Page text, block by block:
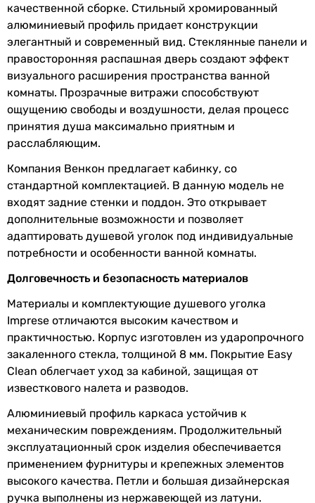
Гарантия
Гарантия 36 мес.
Увидели ошибку в описании или характеристиках?
Сообщите нам об этом!
Сообщить об ошибке
Характеристики, комплектация и фотографии Imprese Vaclav
и могут изменяться производителем без уведомления.
Магазин не несет ответственности за изменения,
внесенные производителем.
качественной сборке. Стильный хромированный
алюминиевый профиль придает конструкции
элегантный и современный вид. Стеклянные панели и
правосторонняя распашная дверь создают эффект
визуального расширения пространства ванной
комнаты. Прозрачные витражи способствуют
ощущению свободы и воздушности, делая процесс
принятия душа максимально приятным и
расслабляющим.
Компания Венкон предлагает кабинку, со
стандартной комплектацией. В данную модель не
входят задние стенки и поддон. Это открывает
дополнительные возможности и позволяет
адаптировать душевой уголок под индивидуальные
потребности и особенности ванной комнаты.
Долговечность и безопасность материалов
Материалы и комплектующие душевого уголка
Imprese отличаются высоким качеством и
практичностью. Корпус изготовлен из ударопрочного
закаленного стекла, толщиной 8 мм. Покрытие Easy
Clean облегчает уход за кабиной, защищая от
известкового налета и разводов.
Алюминиевый профиль каркаса устойчив к
механическим повреждениям. Продолжительный
эксплуатационный срок изделия обеспечивается
применением фурнитуры и крепежных элементов
высокого качества. Петли и большая дизайнерская
ручка выполнены из нержавеющей из латуни.